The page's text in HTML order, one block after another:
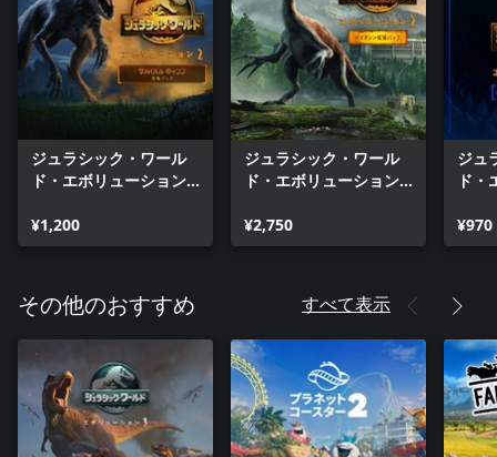
ジュラシック・ワール
ド・エボリューション
プ恐竜パック
¥1,200
ジュラシック・ワール
ド・エボリューション2:
¥2,750
ジュ
ド・
ショ
¥970
その他のおすすめ すべて表示